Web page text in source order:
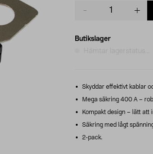
Butikslager
Skyddar effektivt kablar
Mega säkring 400 A –
Kompakt design – lätt att
Säkring med lågt
2-pack.